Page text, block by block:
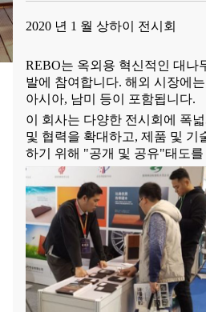
2020 년 1 월 상하이 전시회
REBO는 옥외용 혁신적인 대나
발에 참여합니다. 해외 시장에
아시아, 남미 등이 포함됩니다.
이 회사는 다양한 전시회에 폭
및 협력을 확대하고, 제품 및 기
하기 위해 "공개 및 공유"태도